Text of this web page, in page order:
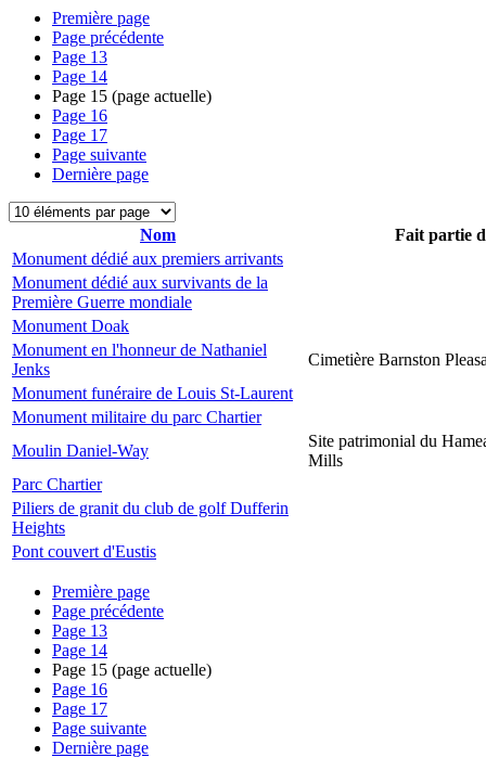
Première page
Page précédente
Page 13
Page 14
Page 15 (page actuelle)
Page 16
Page 17
Page suivante
Dernière page
Nom
Fait partie
Monument dédié aux premiers arrivants
Monument dédié aux survivants de la
Première Guerre mondiale
Monument Doak
Monument en l'honneur de Nathaniel
Jenks
Cimetière Barnston
Monument funéraire de Louis St-Laurent
Monument militaire du parc Chartier
Moulin Daniel-Way
Site patrimonial du
Mills
Parc Chartier
Piliers de granit du club de golf Dufferin
Heights
Pont couvert d'Eustis
Première page
Page précédente
Page 13
Page 14
Page 15 (page actuelle)
Page 16
Page 17
Page suivante
Dernière page